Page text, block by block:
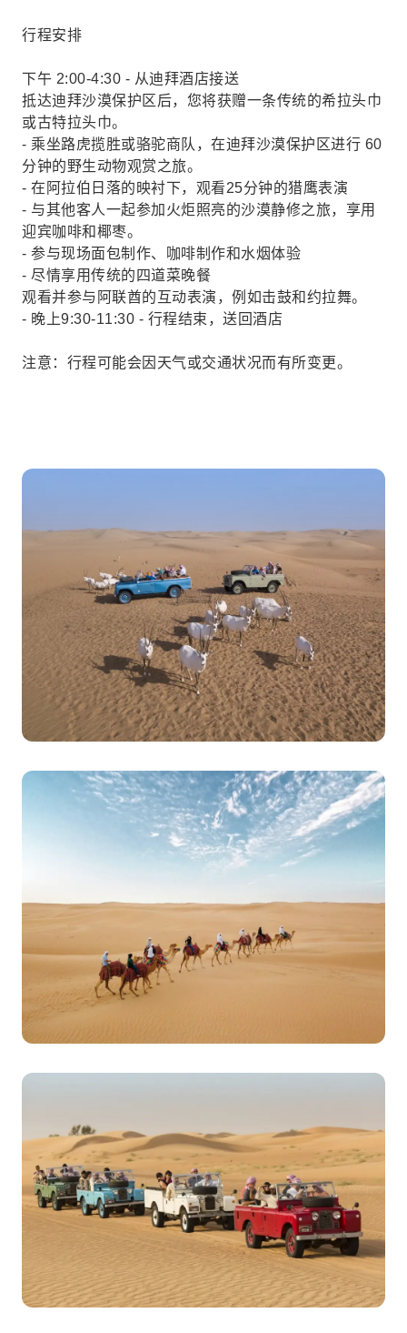
行程安排
下午 2:00-4:30 - 从迪拜酒店接送
抵达迪拜沙漠保护区后，您将获赠一条传统的希拉头巾
或古特拉头巾。
- 乘坐路虎揽胜或骆驼商队，在迪拜沙漠保护区进行 60
分钟的野生动物观赏之旅。
- 在阿拉伯日落的映衬下，观看25分钟的猎鹰表演
- 与其他客人一起参加火炬照亮的沙漠静修之旅，享用
迎宾咖啡和椰枣。
- 参与现场面包制作、咖啡制作和水烟体验
- 尽情享用传统的四道菜晚餐
观看并参与阿联酋的互动表演，例如击鼓和约拉舞。
- 晚上9:30-11:30 - 行程结束，送回酒店
注意：行程可能会因天气或交通状况而有所变更。